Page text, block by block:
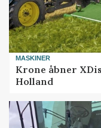
MASKINER
Krone åbner
Holland